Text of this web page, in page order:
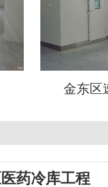
金东区
药冷库工程